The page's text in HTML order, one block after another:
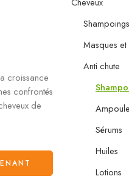
croissance
confrontés
de
Shampoings
Masques
Anti chute
Sérums
Huiles
Lotions